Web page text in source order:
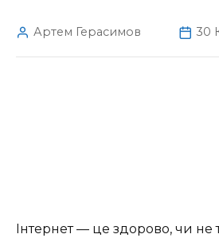
Артем Герасимов 30
Інтернет — це здорово, чи не